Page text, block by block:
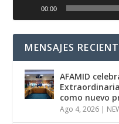
00:00
MENSAJES
AFAMID
como nuevo
Ago 4, 2026 |